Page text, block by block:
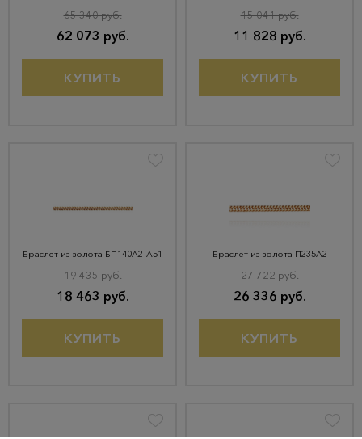
62 073 руб.
65 340 руб.
КУПИТЬ
11 828 руб.
15 041 руб.
КУПИТЬ
Браслет из золота БП140А2-А51
18 463 руб.
19 435 руб.
КУПИТЬ
Браслет из золота П235А2
26 336 руб.
27 722 руб.
КУПИТЬ